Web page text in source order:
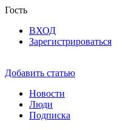
Гость
ВХОД
Зарегистрироваться
Добавить статью
Новости
Люди
Подписка